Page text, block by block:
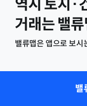
역시 토지·
거래는 밸류
밸류맵은 앱으로 보시
밸